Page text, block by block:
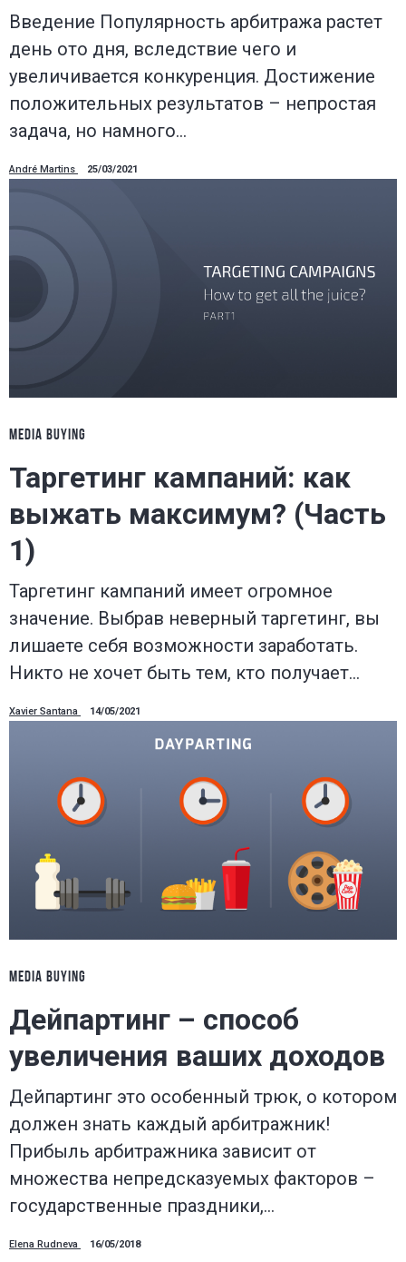
Введение Популярность арбитража растет
день ото дня, вследствие чего и
увеличивается конкуренция. Достижение
положительных результатов – непростая
задача, но намного…
André Martins 25/03/2021
MEDIA BUYING
Таргетинг кампаний: как
выжать максимум? (Часть
1)
Таргетинг кампаний имеет огромное
значение. Выбрав неверный таргетинг, вы
лишаете себя возможности заработать.
Никто не хочет быть тем, кто получает…
Xavier Santana 14/05/2021
MEDIA BUYING
Дейпартинг – способ
увеличения ваших доходов
Дейпартинг это особенный трюк, о котором
должен знать каждый арбитражник!
Прибыль арбитражника зависит от
множества непредсказуемых факторов –
государственные праздники,…
Elena Rudneva 16/05/2018